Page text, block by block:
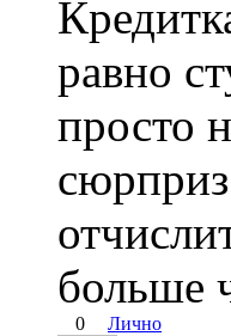
равно
просто
больше
0 Лично